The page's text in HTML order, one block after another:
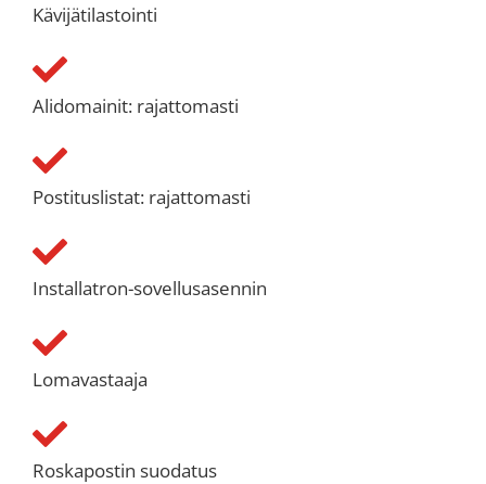
Kävijätilastointi
Alidomainit: rajattomasti
Postituslistat: rajattomasti
Installatron-sovellusasennin
Lomavastaaja
Roskapostin suodatus